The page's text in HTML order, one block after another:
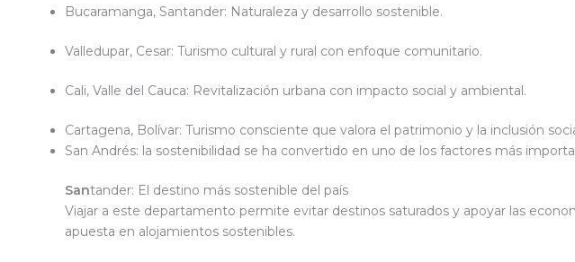
Bucaramanga, Santander: Naturaleza y desarrollo sostenible.
Valledupar, Cesar: Turismo cultural y rural con enfoque comunitario.
Cali, Valle del Cauca: Revitalización urbana con impacto social y ambiental.
Cartagena, Bolívar: Turismo consciente que valora el patrimonio y la inclusión
San Andrés: la sostenibilidad se ha convertido en uno de los factores más
Santander: El destino más sostenible del país
Viajar a este departamento permite evitar destinos saturados y apoyar las
apuesta en alojamientos sostenibles.